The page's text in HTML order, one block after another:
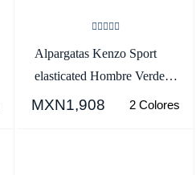
Alpargatas Kenzo Sport
elasticated Hombre Verde
Oscuro - SKU.1547192
MXN1,908 2 Colores